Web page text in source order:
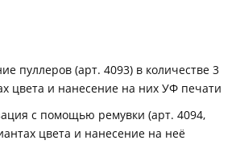
пуллеров (арт. 4093) в количестве 3
цвета и нанесение на них УФ печати
с помощью ремувки (арт. 4094,
цвета и нанесение на неё